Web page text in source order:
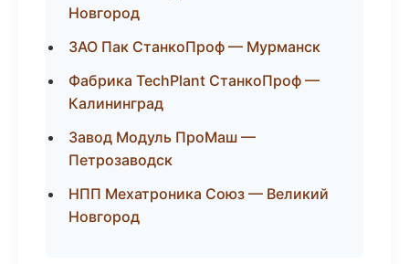
Новгород
ЗАО Пак СтанкоПроф — Мурманск
Фабрика TechPlant СтанкоПроф —
Калининград
Завод Модуль ПроМаш —
Петрозаводск
НПП Мехатроника Союз — Великий
Новгород